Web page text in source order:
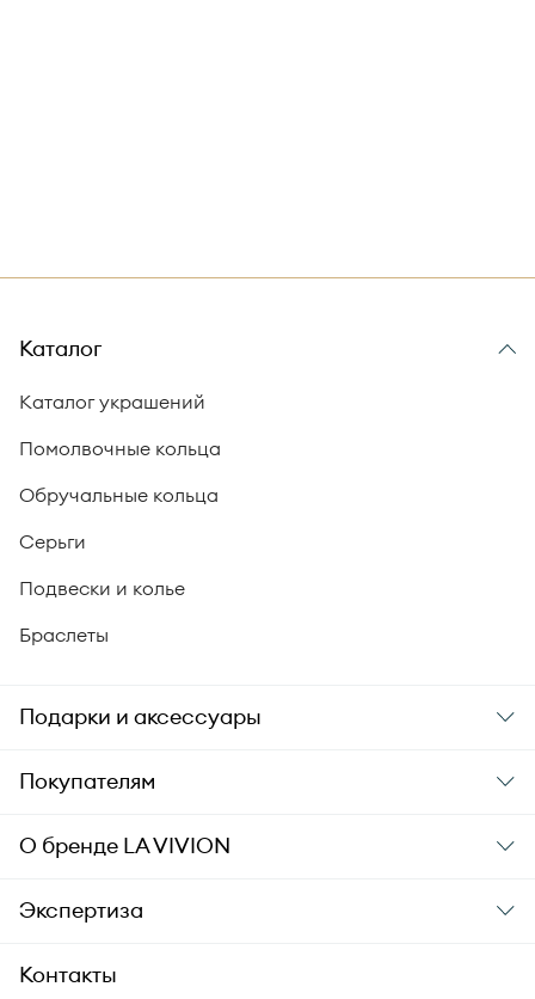
Каталог
Каталог украшений
Помолвочные кольца
Обручальные кольца
Серьги
Подвески и колье
Браслеты
Подарки и аксессуары
Подарки
Уход за украшениями
Аксессуары
Покупателям
Заказ и оплата
Гарантия подлинности
Комплект документов
О бренде LA VIVION
О компании
Экспертиза
Академия LA VIVION
Контакты